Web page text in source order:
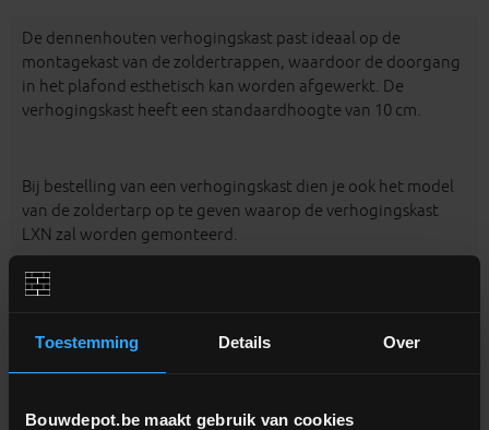
Toestemming Details Over
Bouwdepot.be maakt gebruik van cookies
De dennenhouten verhogingskast past ideaal op de
montagekast van de zoldertrappen, waardoor de doorgang
in het plafond esthetisch kan worden afgewerkt. De
verhogingskast heeft een standaardhoogte van 10 cm.
Bij bestelling van een verhogingskast dien je ook het model
van de zoldertarp op te geven waarop de verhogingskast
LXN zal worden gemonteerd.